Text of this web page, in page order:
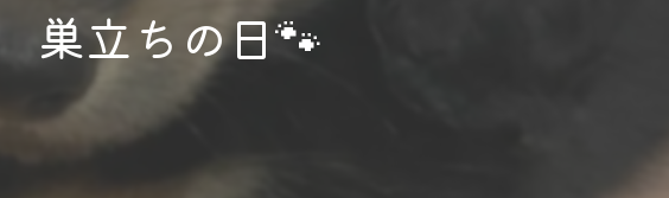
巣立ちの日🐾